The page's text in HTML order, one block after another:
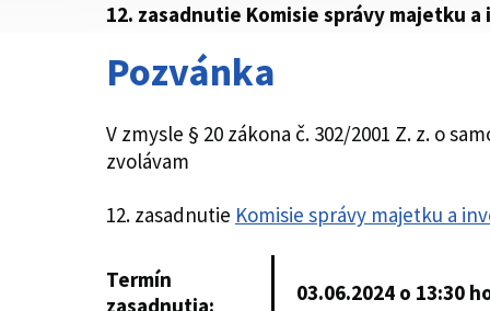
12. zasadnutie Komisie správy majetku
Pozvánka
V zmysle § 20 zákona č. 302/2001 Z. z. o
zvolávam
12. zasadnutie Komisie správy majetku a
Termín
zasadnutia:
03.06.2024 o 13:30